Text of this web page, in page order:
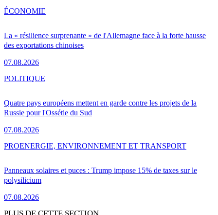
La « résilience surprenante » de l'Allemagne face à la forte hausse
des exportations chinoises
07.08.2026
ÉCONOMIE
Quatre pays européens mettent en garde contre les projets de la
Russie pour l'Ossétie du Sud
07.08.2026
POLITIQUE
Panneaux solaires et puces : Trump impose 15% de taxes sur le
polysilicium
07.08.2026
PROENERGIE, ENVIRONNEMENT ET TRANSPORT